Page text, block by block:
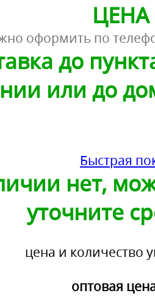
ЦЕНА
оформить по
до
или до
Быстрая
нет,
уточните
цена и количество
оптовая